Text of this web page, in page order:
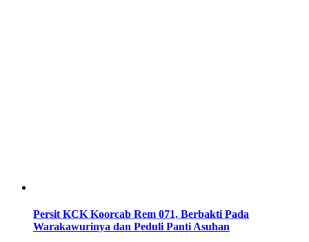
Persit KCK Koorcab Rem 071, Berbakti Pada
Warakawurinya dan Peduli Panti Asuhan